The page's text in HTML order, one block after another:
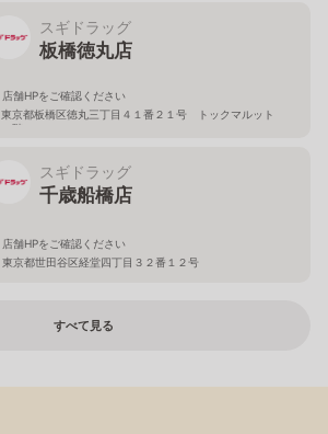
スギドラッグ
板橋徳丸店
店舗HPをご確認ください
東京都板橋区徳丸三丁目４１番２１号 トックマルット
１階
スギドラッグ
千歳船橋店
店舗HPをご確認ください
東京都世田谷区経堂四丁目３２番１２号
すべて見る